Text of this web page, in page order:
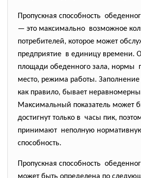
Пропускная способность
— это максимально возможное
потребителей, которое может
предприятие в единицу времени.
площади обеденного зала, нормы
место, режима работы. Заполнение
как правило, бывает
Максимальный показатель может
достигнут только в часы пик,
принимают неполную
способность.
Пропускная способность